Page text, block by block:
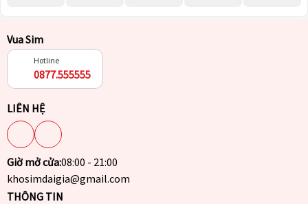
Vua Sim
Hotline
0877.555555
LIÊN HỆ
Giờ mở cửa:08:00 - 21:00
khosimdaigia@gmail.com
THÔNG TIN